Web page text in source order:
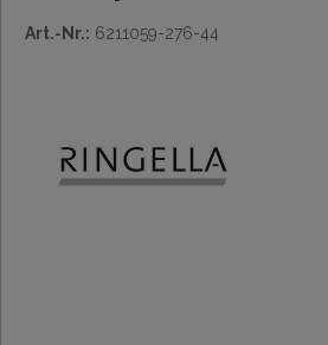
Art.-Nr.: 6211059-276-44